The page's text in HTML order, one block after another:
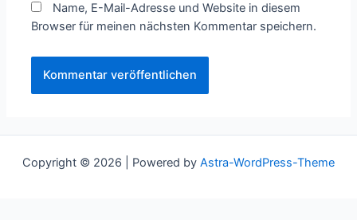
Name, E-Mail-Adresse und Website in diesem
Browser für meinen nächsten Kommentar speichern.
Copyright © 2026 | Powered by Astra-WordPress-Theme